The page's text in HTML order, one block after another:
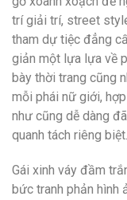
trí giải trí, street
tham dự tiệc đẳng
giản một lựa lựa về
bày thời trang cũng
mỗi phái nữ giới,
như cũng dễ dàng
quanh tách riêng biệt.
Gái xinh váy đầm
bức tranh phản hình